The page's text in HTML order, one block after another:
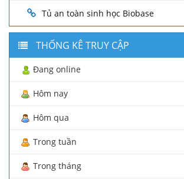
Tủ an toàn sinh học Biobase
THỐNG KÊ TRUY CẬP
Đang online
Hôm nay
Hôm qua
Trong tuần
Trong tháng